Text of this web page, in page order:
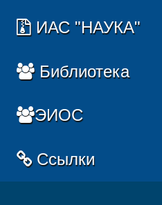
ИАС "НАУКА"
Библиотека
ЭИОС
Ссылки